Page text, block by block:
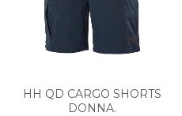
HH QD CARGO SHORTS
DONNA.